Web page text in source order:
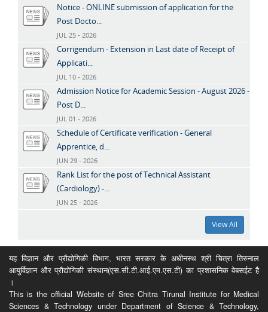
Notice - ONLINE submission of application for the
Post Docto...
JUL 25 - 2026
Corrigendum - Extension in Last date of Receipt of
Applicati...
JUL 10 - 2026
Admission Notice for Academic Session - August 2026 -
Post D...
JUL 01 - 2026
Schedule of Certificate verification - General
Apprentice, d...
JUN 29 - 2026
Rank List for the post of Technical Assistant
(Cardiology) -...
JUN 25 - 2026
View All
यह विज्ञान और प्रौद्योगिकी विभाग, भारत सरकार के अधीनस्थ श्री चित्रा तिरुनाल
आयुर्विज्ञान और प्रौद्योगिकी संस्थान(एस.सी.टी.आई.एम.एस.टी) का प्रशासनिक वेबसईट है
।
This is the official Website of Sree Chitra Tirunal Institute for Medical
Sciences & Technology under Department of Science & Technology,